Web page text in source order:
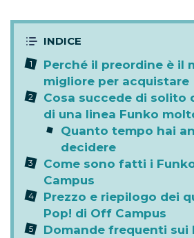
Perché il preordine è il
migliore per acquistare
Cosa succede di solito
di una linea Funko
Quanto tempo hai
decidere
Come sono fatti i
Campus
Prezzo e riepilogo dei
Pop! di Off Campus
Domande frequenti sui